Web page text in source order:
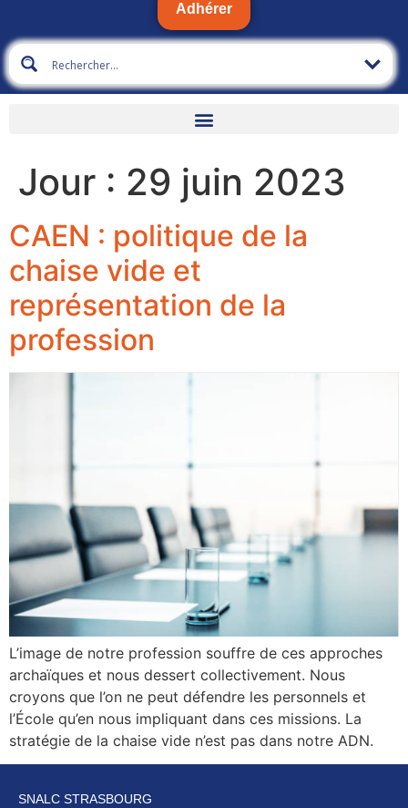
Adhérer
Jour : 29 juin 2023
CAEN : politique de la
chaise vide et
représentation de la
profession
L’image de notre profession souffre de ces approches
archaïques et nous dessert collectivement. Nous
croyons que l’on ne peut défendre les personnels et
l’École qu’en nous impliquant dans ces missions. La
stratégie de la chaise vide n’est pas dans notre ADN.
SNALC STRASBOURG